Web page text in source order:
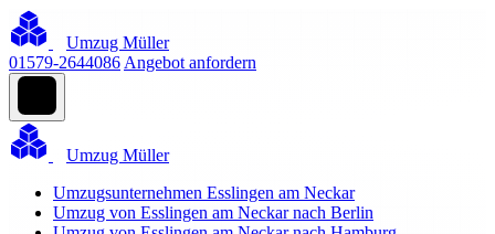
Umzug Müller
01579-2644086 Angebot anfordern
Umzug Müller
Umzugsunternehmen Esslingen am Neckar
Umzug von Esslingen am Neckar nach Berlin